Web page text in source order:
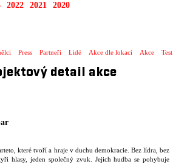
2022 2021 2020
Press Partneři Lidé Akce dle lokací Akce Test
detail akce
které tvoří a hraje v duchu demokracie. Bez lídra, bez
hlasy, jeden společný zvuk. Jejich hudba se pohybuje